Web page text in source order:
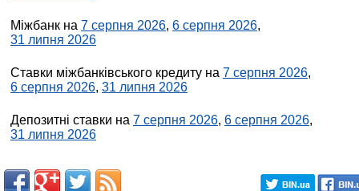
Міжбанк на 7 серпня 2026, 6 серпня 2026,
31 липня 2026
Ставки міжбанківського кредиту на 7 серпня 2026,
6 серпня 2026, 31 липня 2026
Депозитні ставки на 7 серпня 2026, 6 серпня 2026,
31 липня 2026